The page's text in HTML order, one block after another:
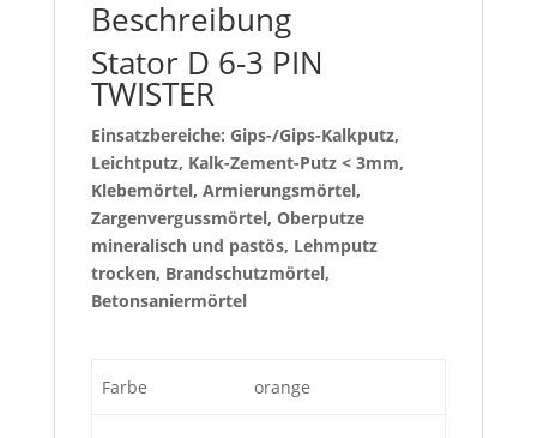
Beschreibung
Stator D 6-3 PIN
TWISTER
Einsatzbereiche: Gips-/Gips-Kalkputz,
Leichtputz, Kalk-Zement-Putz < 3mm,
Klebemörtel, Armierungsmörtel,
Zargenvergussmörtel, Oberputze
mineralisch und pastös, Lehmputz
trocken, Brandschutzmörtel,
Betonsaniermörtel
Farbe orange